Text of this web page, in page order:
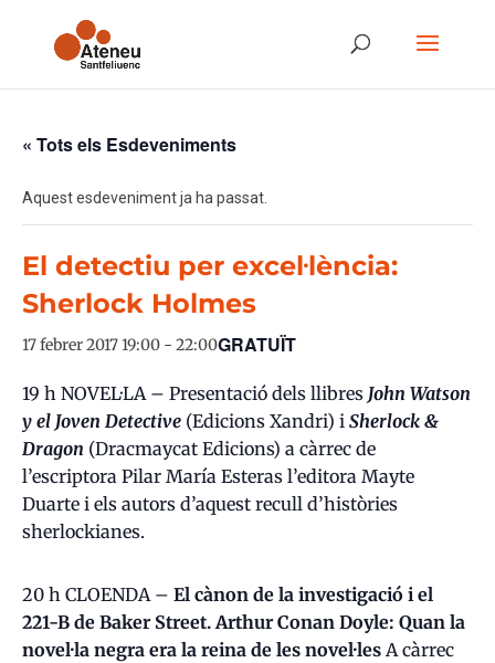
« Tots els Esdeveniments
Aquest esdeveniment ja ha passat.
El detectiu per excel·lència:
Sherlock Holmes
17 febrer 2017 19:00 - 22:00GRATUÏT
19 h NOVEL·LA – Presentació dels llibres John Watson
y el Joven Detective (Edicions Xandri) i Sherlock &
Dragon (Dracmaycat Edicions) a càrrec de
l’escriptora Pilar María Esteras l’editora Mayte
Duarte i els autors d’aquest recull d’històries
sherlockianes.
20 h CLOENDA – El cànon de la investigació i el
221-B de Baker Street. Arthur Conan Doyle: Quan la
novel·la negra era la reina de les novel·les A càrrec